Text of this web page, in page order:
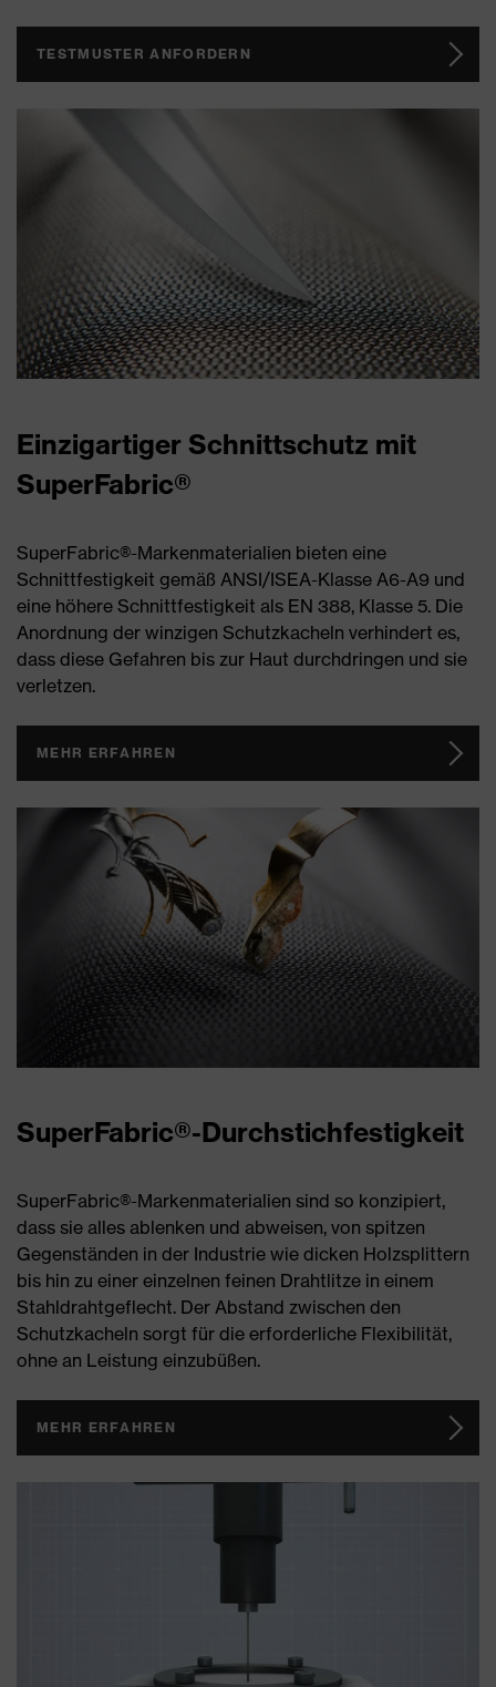
TESTMUSTER ANFORDERN
Einzigartiger Schnittschutz mit
SuperFabric®
SuperFabric®-Markenmaterialien bieten eine
Schnittfestigkeit gemäß ANSI/ISEA-Klasse A6-A9 und
eine höhere Schnittfestigkeit als EN 388, Klasse 5. Die
Anordnung der winzigen Schutzkacheln verhindert es,
dass diese Gefahren bis zur Haut durchdringen und sie
verletzen.
MEHR ERFAHREN
SuperFabric®-Durchstichfestigkeit
SuperFabric®-Markenmaterialien sind so konzipiert,
dass sie alles ablenken und abweisen, von spitzen
Gegenständen in der Industrie wie dicken Holzsplittern
bis hin zu einer einzelnen feinen Drahtlitze in einem
Stahldrahtgeflecht. Der Abstand zwischen den
Schutzkacheln sorgt für die erforderliche Flexibilität,
ohne an Leistung einzubüßen.
MEHR ERFAHREN